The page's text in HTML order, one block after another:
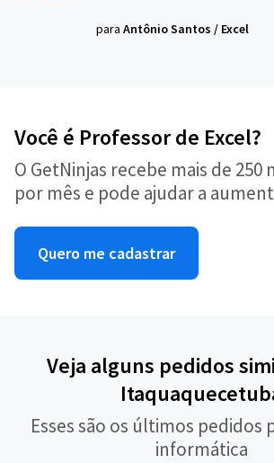
para Antônio Santos / Excel
Você é Professor de Excel?
O GetNinjas recebe mais de 250
por mês e pode ajudar a
Quero me cadastrar
Veja alguns pedidos
Esses são os últimos pedidos
informática